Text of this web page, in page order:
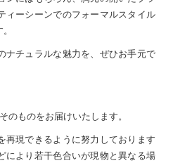
ィーシーンでのフォーマルスタイル
ナチュラルな魅力を、ぜひお手元で
のものをお届けいたします。
現できるように努力しております
により若干色合いが現物と異なる場